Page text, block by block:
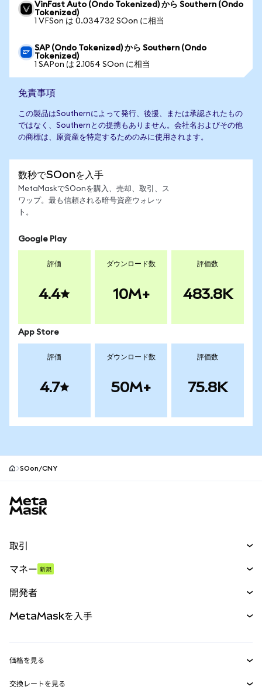
VinFast Auto (Ondo Tokenized) から Southern (Ondo
Tokenized)
1 VFSon は 0.034732 SOon に相当
SAP (Ondo Tokenized) から Southern (Ondo
Tokenized)
1 SAPon は 2.1054 SOon に相当
免責事項
この製品はSouthernによって発行、後援、または承認されたもの
ではなく、Southernとの提携もありません。会社名およびその他
の商標は、原資産を特定するためのみに使用されます。
数秒でSOonを入手
MetaMaskでSOonを購入、売却、取引、ス
ワップ。最も信頼される暗号資産ウォレッ
ト。
Google Play
評価
4.4
ダウンロード数
10M+
評価数
483.8K
App Store
評価
4.7
ダウンロード数
50M+
評価数
75.8K
SOon/CNY
取引
パーペチュアル
RWA
マネー 新規
開発者
MetaMaskを入手
価格を見る
交換レートを見る